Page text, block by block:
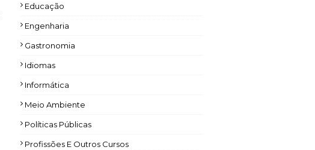
Educação
Engenharia
Gastronomia
Idiomas
Informática
Meio Ambiente
Políticas Públicas
Profissões E Outros Cursos